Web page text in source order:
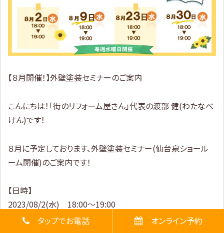
【８月開催！】外壁塗装セミナーのご案内
こんにちは！「街のリフォーム屋さん」代表の渡部 健(わたなべ
けん)です！
８月に予定しております、外壁塗装セミナー(仙台泉ショール
ーム開催)のご案内です！
【日時】
2023/08/2(水) 18:00～19:00
2023/08/9(水) 18:00～19:00
タップでお電話 オンライン予約